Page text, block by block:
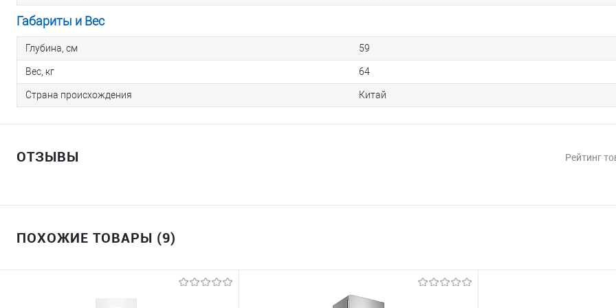
Габариты и Вес
Глубина, см 59
Вес, кг 64
Страна происхождения Китай
ОТЗЫВЫ Рейтинг
ПОХОЖИЕ ТОВАРЫ (9)